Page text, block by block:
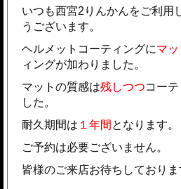
いつも西宮2りんかんをご利用
うございます。
ヘルメットコーティングにマッ
ィングが加わりました。
マットの質感は残しつつコー
した。
耐久期間は １年間 となります。
ご予約は必要ございません。
皆様のご来店お待ちしておりま